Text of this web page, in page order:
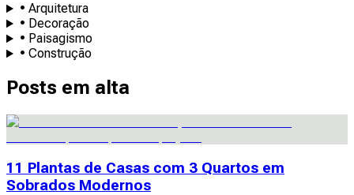
• Arquitetura
• Decoração
• Paisagismo
• Construção
Posts em alta
11 Plantas de Casas com 3 Quartos em
Sobrados Modernos